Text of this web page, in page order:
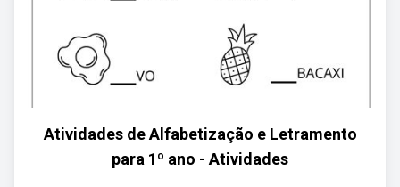
Atividades de Alfabetização e Letramento
para 1º ano - Atividades